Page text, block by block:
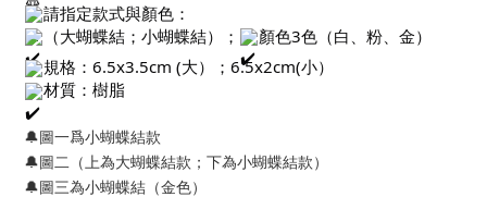
請指定款式與顏色：
（大蝴蝶結；小蝴蝶結）；
顏色3色（白、粉、金）
規格：6.5x3.5cm (大）；6.5x2cm(小）
材質：樹脂
🔔圖一爲小蝴蝶結款
🔔圖二（上為大蝴蝶結款；下為小蝴蝶結款）
🔔圖三為小蝴蝶結（金色）